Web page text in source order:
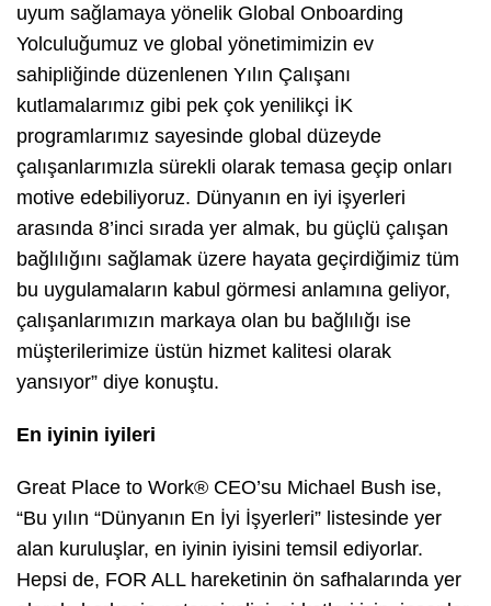
uyum sağlamaya yönelik Global Onboarding
Yolculuğumuz ve global yönetimimizin ev
sahipliğinde düzenlenen Yılın Çalışanı
kutlamalarımız gibi pek çok yenilikçi İK
programlarımız sayesinde global düzeyde
çalışanlarımızla sürekli olarak temasa geçip onları
motive edebiliyoruz. Dünyanın en iyi işyerleri
arasında 8’inci sırada yer almak, bu güçlü çalışan
bağlılığını sağlamak üzere hayata geçirdiğimiz tüm
bu uygulamaların kabul görmesi anlamına geliyor,
çalışanlarımızın markaya olan bu bağlılığı ise
müşterilerimize üstün hizmet kalitesi olarak
yansıyor” diye konuştu.
En iyinin iyileri
Great Place to Work® CEO’su Michael Bush ise,
“Bu yılın “Dünyanın En İyi İşyerleri” listesinde yer
alan kuruluşlar, en iyinin iyisini temsil ediyorlar.
Hepsi de, FOR ALL hareketinin ön safhalarında yer